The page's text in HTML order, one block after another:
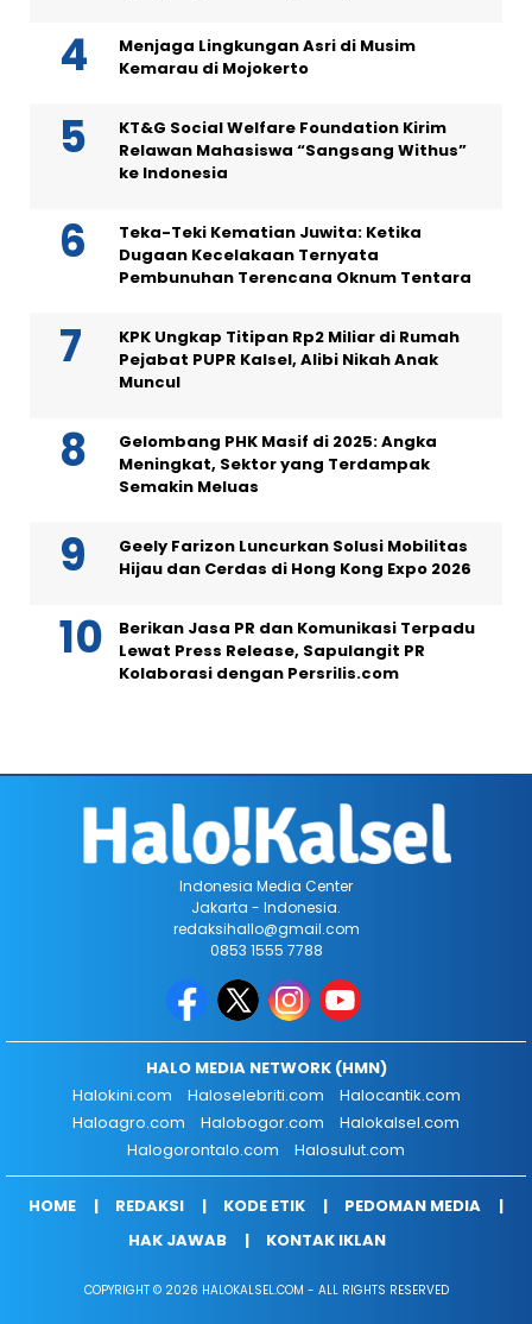
Menjaga Lingkungan Asri di Musim
Kemarau di Mojokerto
KT&G Social Welfare Foundation Kirim
Relawan Mahasiswa “Sangsang Withus”
ke Indonesia
Teka-Teki Kematian Juwita: Ketika
Dugaan Kecelakaan Ternyata
Pembunuhan Terencana Oknum Tentara
KPK Ungkap Titipan Rp2 Miliar di Rumah
Pejabat PUPR Kalsel, Alibi Nikah Anak
Muncul
Gelombang PHK Masif di 2025: Angka
Meningkat, Sektor yang Terdampak
Semakin Meluas
Geely Farizon Luncurkan Solusi Mobilitas
Hijau dan Cerdas di Hong Kong Expo 2026
Berikan Jasa PR dan Komunikasi Terpadu
Lewat Press Release, Sapulangit PR
Kolaborasi dengan Persrilis.com
Indonesia Media Center
Jakarta - Indonesia.
redaksihallo@gmail.com
0853 1555 7788
HALO MEDIA NETWORK (HMN)
Halokini.com
Haloselebriti.com
Halocantik.com
Haloagro.com
Halobogor.com
Halokalsel.com
Halogorontalo.com
Halosulut.com
HOME REDAKSI KODE ETIK
PEDOMAN MEDIA
HAK JAWAB
KONTAK IKLAN
COPYRIGHT © 2026 HALOKALSEL.COM - ALL RIGHTS RESERVED